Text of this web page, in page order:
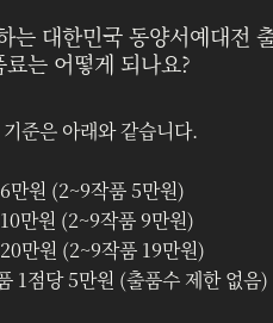
는 대한민국 동양서예대전
는 어떻게 되나요?
준은 아래와 같습니다.
만원 (2~9작품 5만원)
만원 (2~9작품 9만원)
만원 (2~9작품 19만원)
1점당 5만원 (출품수 제한 없음)